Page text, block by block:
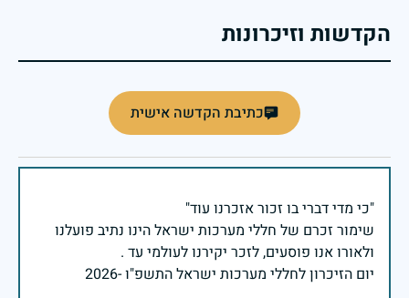
הקדשות וזיכרונות
כתיבת הקדשה אישית
שימור זכרם של חללי מערכות ישראל הינו נתיב פועלנו
יום הזיכרון לחללי מערכות ישראל התשפ"ו -2026